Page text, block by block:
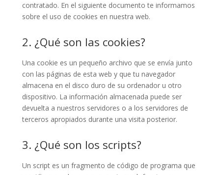
contratado. En el siguiente documento te informamos
sobre el uso de cookies en nuestra web.
2. ¿Qué son las cookies?
Una cookie es un pequeño archivo que se envía junto
con las páginas de esta web y que tu navegador
almacena en el disco duro de su ordenador u otro
dispositivo. La información almacenada puede ser
devuelta a nuestros servidores o a los servidores de
terceros apropiados durante una visita posterior.
3. ¿Qué son los scripts?
Un script es un fragmento de código de programa que